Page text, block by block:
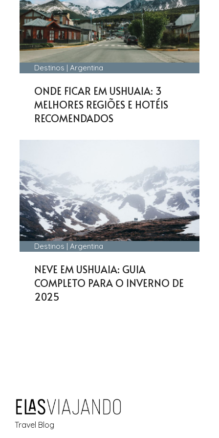
Destinos | Argentina
ONDE FICAR EM USHUAIA: 3
MELHORES REGIÕES E HOTÉIS
RECOMENDADOS
Destinos | Argentina
NEVE EM USHUAIA: GUIA
COMPLETO PARA O INVERNO DE
2025
Travel Blog